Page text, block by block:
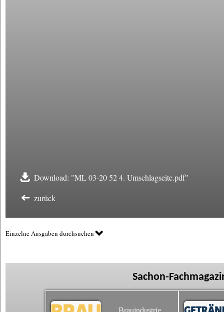
Download: "ML 03-20 52 4. Umschlagseite.pdf"
zurück
Einzelne Ausgaben durchsuchen
Sachon-
Brauindustrie